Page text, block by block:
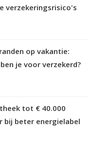
verzekeringsrisico's
op vakantie:
je voor verzekerd?
tot € 40.000
bij beter energielabel